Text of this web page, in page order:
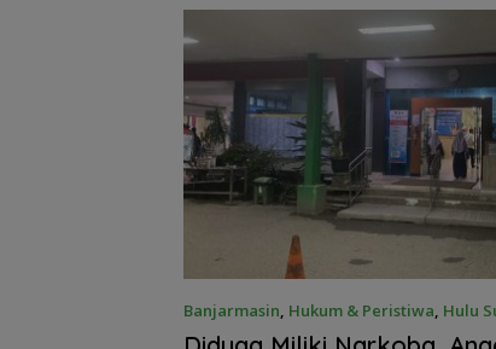
Banjarmasin Hukum & Peristiwa Hulu
April 2025